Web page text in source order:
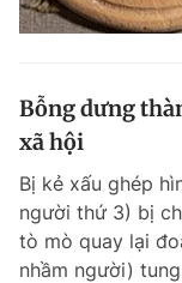
Bỗng dưng
xã hội
Bị kẻ xấu ghép
người thứ 3) bị
tò mò quay lại
nhầm người)